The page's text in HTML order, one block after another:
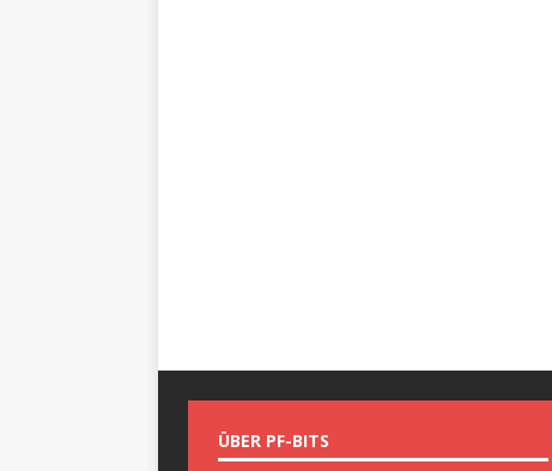
ÜBER PF-BITS